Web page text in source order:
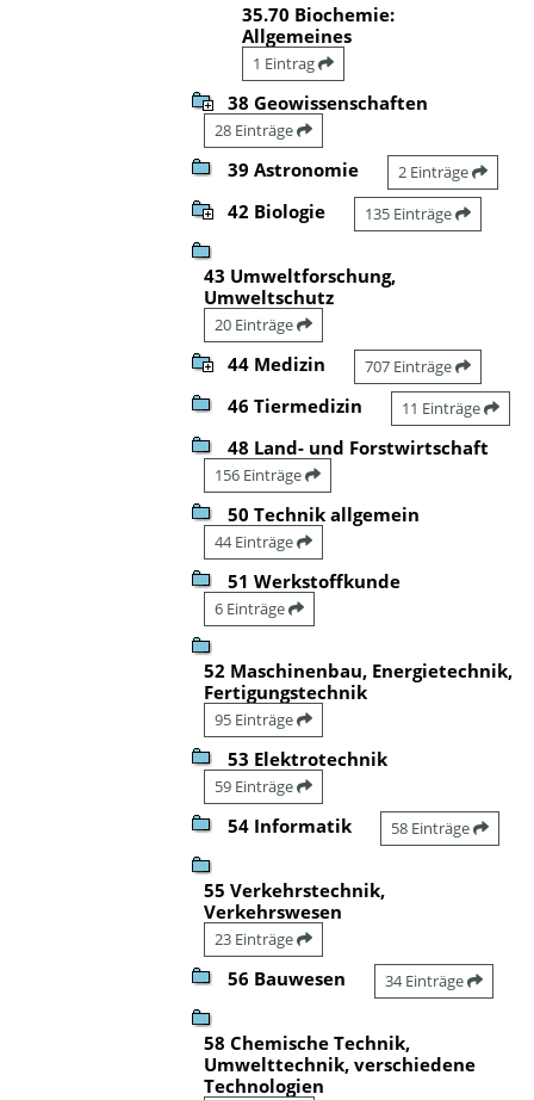
35.70 Biochemie:
Allgemeines
1 Eintrag
38 Geowissenschaften
28 Einträge
39 Astronomie 2 Einträge
42 Biologie 135 Einträge
43 Umweltforschung,
Umweltschutz
20 Einträge
44 Medizin 707 Einträge
46 Tiermedizin 11 Einträge
48 Land- und Forstwirtschaft
156 Einträge
50 Technik allgemein
44 Einträge
51 Werkstoffkunde
6 Einträge
52 Maschinenbau, Energietechnik,
Fertigungstechnik
95 Einträge
53 Elektrotechnik
59 Einträge
54 Informatik 58 Einträge
55 Verkehrstechnik,
Verkehrswesen
23 Einträge
56 Bauwesen 34 Einträge
58 Chemische Technik,
Umwelttechnik, verschiedene
Technologien